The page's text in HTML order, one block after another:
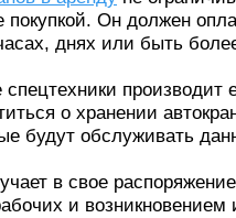
покупкой. Он должен
днях или быть
производит
о хранении
будут обслуживать
в свое
и